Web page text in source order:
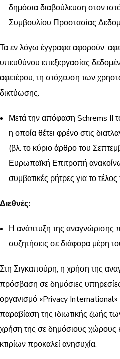
δημόσια διαβούλευση στον
Συμβουλίου Προστασίας
Τα εν λόγω έγγραφα αφορούν,
υπευθύνου επεξεργασίας
αφετέρου, τη στόχευση των
δικτύωσης.
Μετά την απόφαση Schrems II
η οποία θέτει φρένο στις
(βλ. το κύριο άρθρο του
Ευρωπαϊκή Επιτροπή
συμβατικές ρήτρες για το τέλος
Διεθνές:
Η ανάπτυξη της
συζητήσεις σε διάφορα μέρη
Στη Σιγκαπούρη, η χρήση της
πρόσβαση σε δημόσιες
οργανισμό «Privacy
παραβίαση της ιδιωτικής ζωής
χρήση της σε δημόσιους χώρους
κτιρίων προκαλεί ανησυχία.